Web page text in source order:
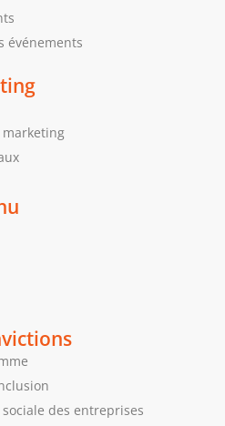
événements
marketing
des entreprises